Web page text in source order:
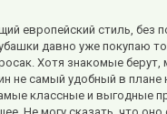
европейский стиль, без
давно уже покупаю
Хотя знакомые берут,
не самый удобный в
классные и выгодные